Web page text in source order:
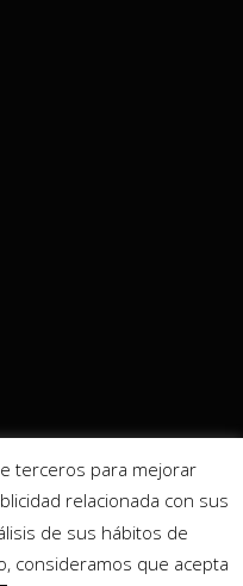
OnePress
terceros para mejorar
relacionada con sus
de sus hábitos de
consideramos que acepta